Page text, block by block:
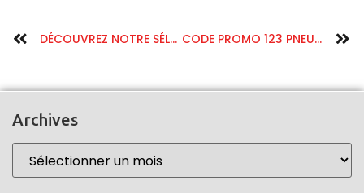
DÉCOUVREZ NOTRE SÉLECTION DE DOSETTES ET CAPSULES SENSEO POUR UN CAFÉ PERSONNALISÉ À DOMICILE CODE PROMO 123 PNEU ET BON PLAN À JOURS ET ACTIFS EN 2025 : POURQUOI VOTRE RÉDUCTION NE FONCTIONNE PAS ET COMMENT Y REMÉDIER
Archives